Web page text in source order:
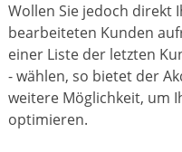
Wollen Sie jedoch direkt
bearbeiteten Kunden
einer Liste der letzten
- wählen, so bietet der
weitere Möglichkeit, um
optimieren.